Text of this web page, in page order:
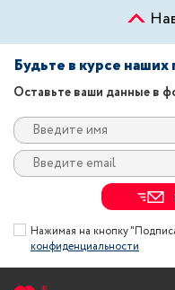
Будьте в курсе
Оставьте ваши данные в
Нажимая на кнопку
конфиденциальности